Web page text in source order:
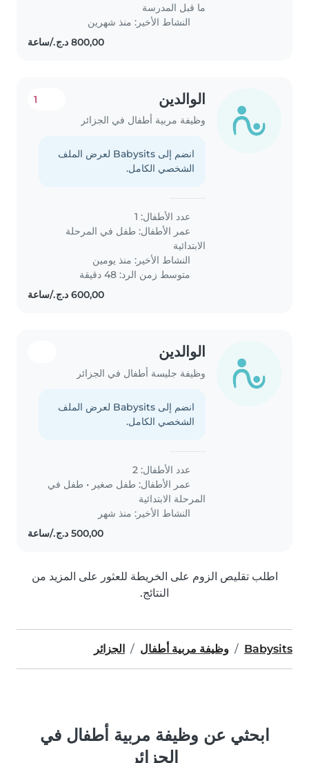
ما قبل المدرسة
النشاط الأخير: منذ شهرين
الوالدين
وظيفة مربية أطفال في الجزائر
1
انضم إلى Babysits لعرض الملف
الشخصي الكامل.
عدد الأطفال: 1
عمر الأطفال: طفل في المرحلة
الابتدائية
النشاط الأخير: منذ يومين
متوسط زمن الرد: 48 دقيقة
الوالدين
وظيفة جليسة أطفال في الجزائر
انضم إلى Babysits لعرض الملف
الشخصي الكامل.
عدد الأطفال: 2
عمر الأطفال: طفل صغير • طفل في
المرحلة الابتدائية
النشاط الأخير: منذ شهر
اطلب تقليص الزوم على الخريطة للعثور على المزيد من
النتائج.
Babysits وظيفة مربية أطفال الجزائر
ابحثي عن وظيفة مربية أطفال في
الجزائر